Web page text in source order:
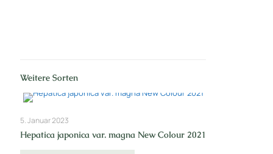
Weitere Sorten
5. Januar 2023
Hepatica japonica var. magna New Colour 2021